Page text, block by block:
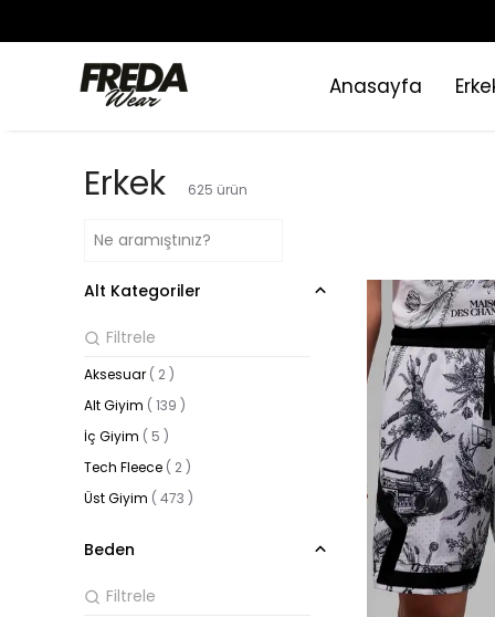
Anasayfa
Erkek 625 ürün
Alt Kategoriler
Aksesuar ( 2 )
Alt Giyim ( 139 )
İç Giyim ( 5 )
Tech Fleece ( 2 )
Üst Giyim ( 473 )
Beden